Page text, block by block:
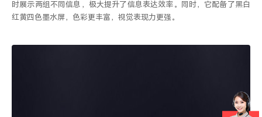
时展示两组不同信息，极大提升了信息表达效率。同时，它配备了黑白
红黄四色墨水屏，色彩更丰富，视觉表现力更强。